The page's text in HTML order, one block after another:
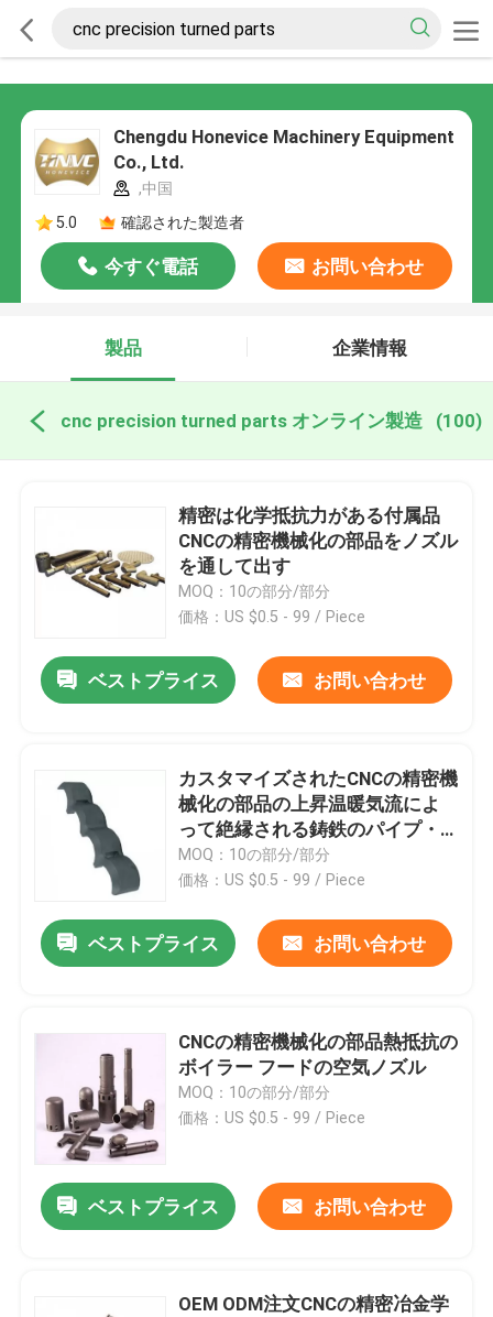
Chengdu Honevice Machinery Equipment
Co., Ltd.
,中国
5.0
確認された製造者
今すぐ電話 お問い合わせ
製品 企業情報
cnc precision turned parts オンライン製造 (100)
精密は化学抵抗力がある付属品
CNCの精密機械化の部品をノズル
を通して出す
MOQ：10の部分/部分
価格：US $0.5 - 99 / Piece
ベストプライス お問い合わせ
カスタマイズされたCNCの精密機
械化の部品の上昇温暖気流によ
って絶縁される鋳鉄のパイプ・
クランプ
MOQ：10の部分/部分
価格：US $0.5 - 99 / Piece
ベストプライス お問い合わせ
CNCの精密機械化の部品熱抵抗の
ボイラー フードの空気ノズル
MOQ：10の部分/部分
価格：US $0.5 - 99 / Piece
ベストプライス お問い合わせ
OEM ODM注文CNCの精密冶金学